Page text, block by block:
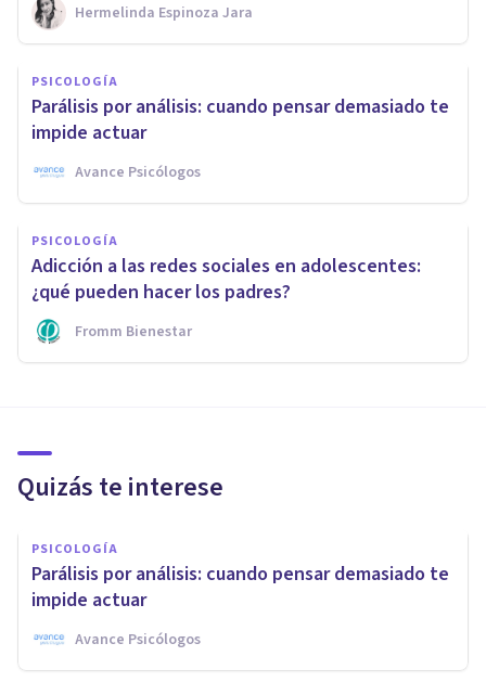
Hermelinda Espinoza Jara
PSICOLOGÍA
Parálisis por análisis: cuando pensar demasiado te
impide actuar
Avance Psicólogos
PSICOLOGÍA
Adicción a las redes sociales en adolescentes:
¿qué pueden hacer los padres?
Fromm Bienestar
Quizás te interese
PSICOLOGÍA
Parálisis por análisis: cuando pensar demasiado te
impide actuar
Avance Psicólogos